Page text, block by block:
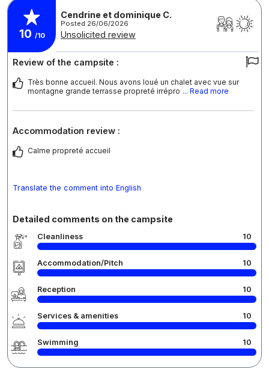
10 /10
Cendrine et dominique C.
Posted 26/06/2026
Unsolicited review
Review of the campsite :
Très bonne accueil. Nous avons loué un chalet avec vue sur
montagne grande terrasse propreté irrépro ... Read more
Accommodation review :
Calme propreté accueil
Translate the comment into English
Detailed comments on the campsite
Cleanliness 10
Accommodation/Pitch 10
Reception 10
Services & amenities 10
Swimming 10